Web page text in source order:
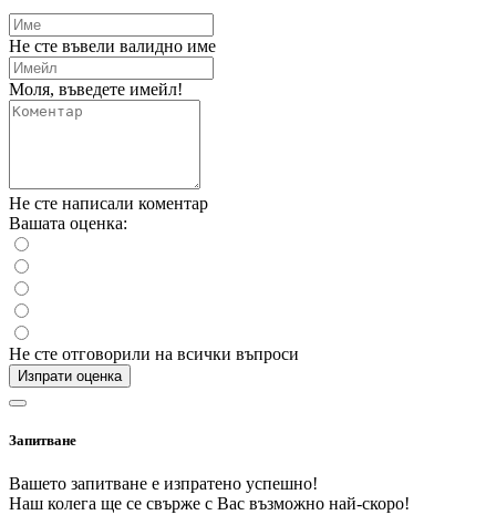
Не сте въвели валидно име
Моля, въведете имейл!
Не сте написали коментар
Вашата оценка:
Не сте отговорили на всички въпроси
Изпрати оценка
Запитване
Вашето запитване е изпратено успешно!
Наш колега ще се свърже с Вас възможно най-скоро!